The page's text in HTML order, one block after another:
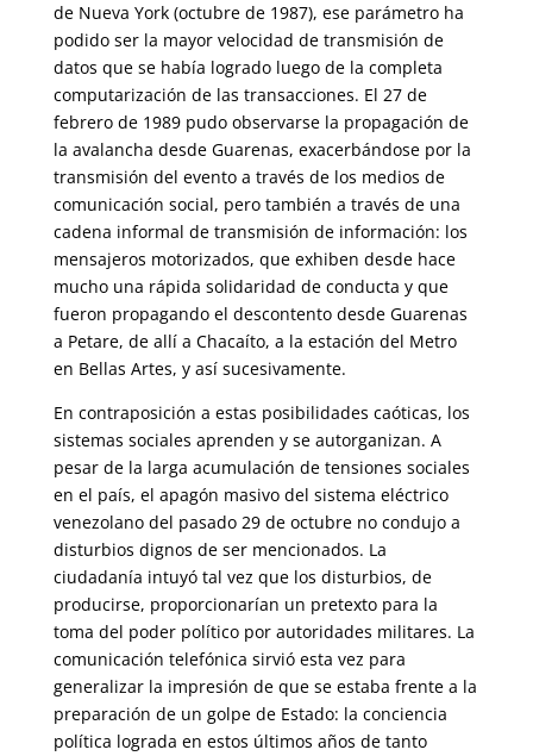
de Nueva York (octubre de 1987), ese parámetro ha
podido ser la mayor velocidad de transmisión de
datos que se había logrado luego de la completa
computarización de las transacciones. El 27 de
febrero de 1989 pudo observarse la propagación de
la avalancha desde Guarenas, exacerbándose por la
transmisión del evento a través de los medios de
comunicación social, pero también a través de una
cadena informal de transmisión de información: los
mensajeros motorizados, que exhiben desde hace
mucho una rápida solidaridad de conducta y que
fueron propagando el descontento desde Guarenas
a Petare, de allí a Chacaíto, a la estación del Metro
en Bellas Artes, y así sucesivamente.
En contraposición a estas posibilidades caóticas, los
sistemas sociales aprenden y se autorganizan. A
pesar de la larga acumulación de tensiones sociales
en el país, el apagón masivo del sistema eléctrico
venezolano del pasado 29 de octubre no condujo a
disturbios dignos de ser mencionados. La
ciudadanía intuyó tal vez que los disturbios, de
producirse, proporcionarían un pretexto para la
toma del poder político por autoridades militares. La
comunicación telefónica sirvió esta vez para
generalizar la impresión de que se estaba frente a la
preparación de un golpe de Estado: la conciencia
política lograda en estos últimos años de tanto